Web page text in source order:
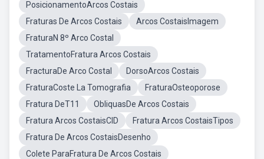
PosicionamentoArcos Costais
Fraturas De Arcos Costais
Arcos CostaisImagem
FraturaN 8º Arco Costal
TratamentoFratura Arcos Costais
FracturaDe Arco Costal
DorsoArcos Costais
FraturaCoste La Tomografia
FraturaOsteoporose
Fratura DeT11
ObliquasDe Arcos Costais
Fratura Arcos CostaisCID
Fratura Arcos CostaisTipos
Fratura De Arcos CostaisDesenho
Colete ParaFratura De Arcos Costais